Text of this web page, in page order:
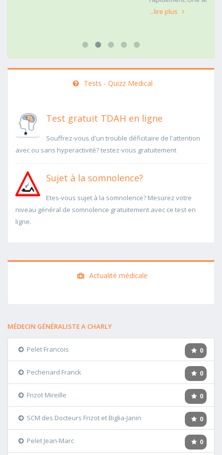
Tests - Quizz Medical
Test gratuit TDAH en ligne
Souffrez-vous d'un trouble déficitaire de l'attention
avec ou sans hyperactivité? testez-vous gratuitement
Sujet à la somnolence?
Etes-vous sujet à la somnolence? Mesurez votre
niveau général de somnolence gratuitement avec ce test en
ligne.
Actualité médicale
MÉDECIN GÉNÉRALISTE A CHARLY
0
Pelet Francois
0
Pechenard Franck
0
Frizot Mireille
0
SCM des Docteurs Frizot et Biglia-Janin
0
Pelet Jean-Marc